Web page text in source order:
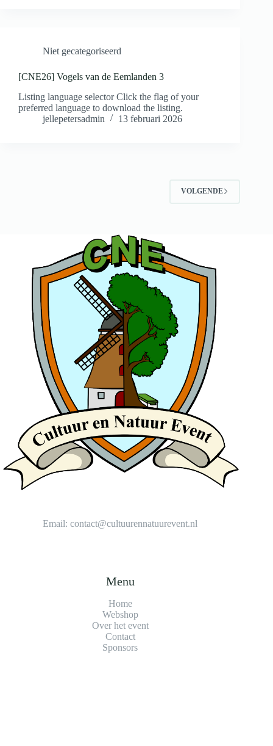
Niet gecategoriseerd
[CNE26] Vogels van de Eemlanden 3
Listing language selector Click the flag of your
preferred language to download the listing.
jellepetersadmin
13 februari 2026
VOLGENDE
Email:contact@cultuurennatuurevent.nl
Menu
Home
Webshop
Over het event
Contact
Sponsors